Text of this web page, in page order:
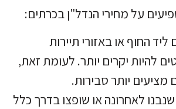
על מחירי הנדל"ן בכרתים:
ליד החוף או באזורי תיירות
להיות יקרים יותר. לעומת זאת,
מציעים יותר סבירות.
לאחרונה או שופצו בדרך כלל